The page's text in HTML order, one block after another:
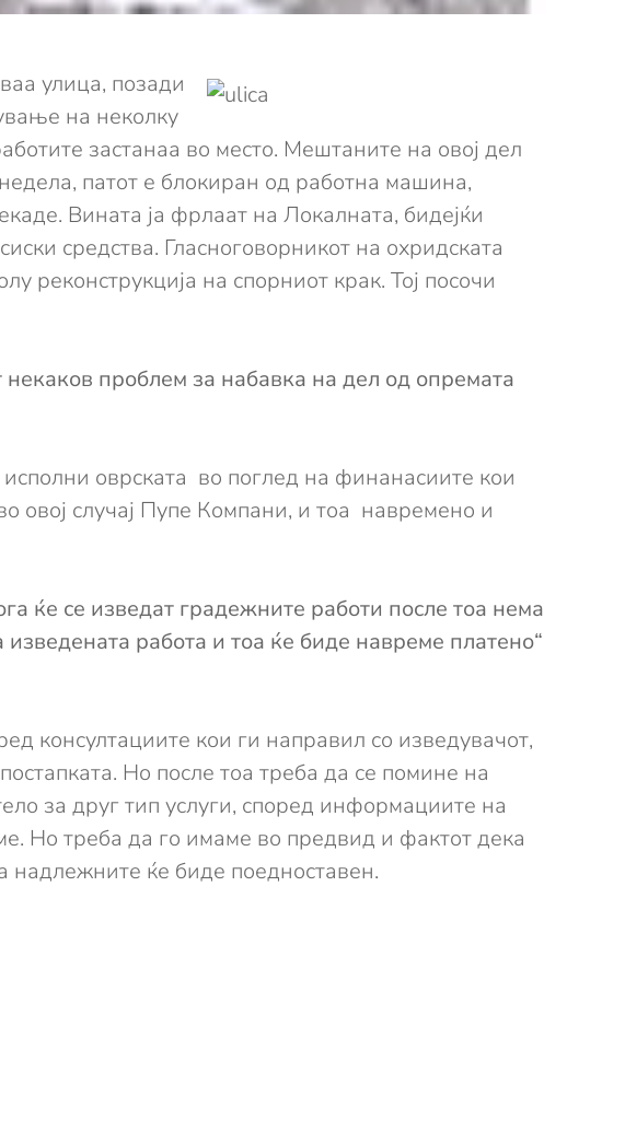
улица, позади
на неколку
застанаа во место. Мештаните на овој дел
патот е блокиран од работна машина,
Вината ја фрлаат на Локалната, бидејќи
средства. Гласноговорникот на охридската
реконструкција на спорниот крак. Тој посочи
проблем за набавка на дел од опремата
оврската во поглед на финанасиите кои
овој случај Пупе Компани, и тоа навремено и
ќе се изведат градежните работи после тоа нема
работа и тоа ќе биде навреме платено“
консултациите кои ги направил со изведувачот,
Но после тоа треба да се помине на
за друг тип услуги, според информациите на
Но треба да го имаме во предвид и фактот дека
надлежните ќе биде поедноставен.